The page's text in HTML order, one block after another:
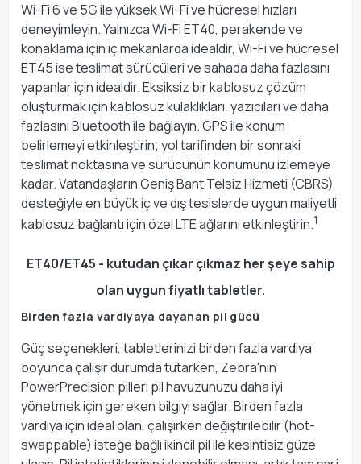
Wi-Fi 6 ve 5G ile yüksek Wi-Fi ve hücresel hızları
deneyimleyin. Yalnızca Wi-Fi ET40, perakende ve
konaklama için iç mekanlarda idealdir, Wi-Fi ve hücresel
ET45 ise teslimat sürücüleri ve sahada daha fazlasını
yapanlar için idealdir. Eksiksiz bir kablosuz çözüm
oluşturmak için kablosuz kulaklıkları, yazıcıları ve daha
fazlasını Bluetooth ile bağlayın. GPS ile konum
belirlemeyi etkinleştirin; yol tarifinden bir sonraki
teslimat noktasına ve sürücünün konumunu izlemeye
kadar. Vatandaşların Geniş Bant Telsiz Hizmeti (CBRS)
desteğiyle en büyük iç ve dış tesislerde uygun maliyetli
kablosuz bağlantı için özel LTE ağlarını etkinleştirin.1
ET40/ET45 - kutudan çıkar çıkmaz her şeye sahip
olan uygun fiyatlı tabletler.
Birden fazla vardiyaya dayanan pil gücü
Güç seçenekleri, tabletlerinizi birden fazla vardiya
boyunca çalışır durumda tutarken, Zebra'nın
PowerPrecision pilleri pil havuzunuzu daha iyi
yönetmek için gereken bilgiyi sağlar. Birden fazla
vardiya için ideal olan, çalışırken değiştirilebilir (hot-
swappable) isteğe bağlı ikincil pil ile kesintisiz güze